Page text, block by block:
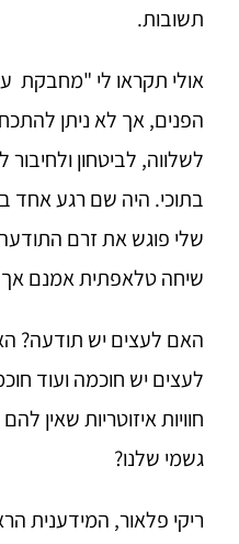
תשובות.
אולי תקראו לי "מחבקת
הפנים, אך לא ניתן
לשלווה, לביטחון
בתוכי. היה שם רגע אחד
שלי פוגש את זרם
שיחה טלאפתית אמנם
האם לעצים יש תודעה?
לעצים יש חוכמה ועוד
חוויות איזוטריות שאין
גשמי שלנו?
ריקי פלאור, המידענית